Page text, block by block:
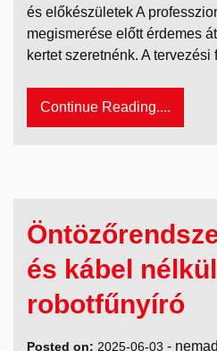
és előkészületek A
megismerése előtt érdemes
kertet szeretnénk. A
Continue Reading....
és kábel
robotfűnyíró
Posted on: 2025-06-03 -